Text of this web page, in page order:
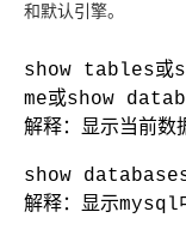
和默认引擎。
show tables或
me或show
解释：显示当前数
show
解释：显示mysql